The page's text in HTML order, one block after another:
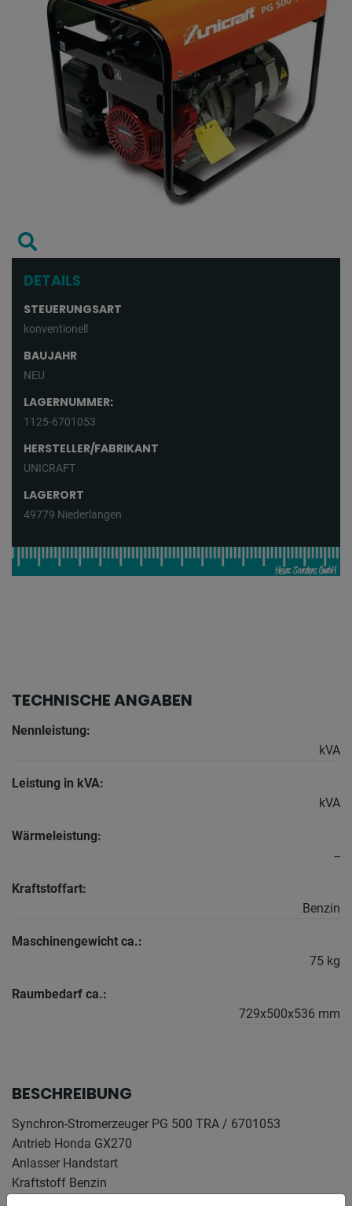
DETAILS
STEUERUNGSART
konventionell
BAUJAHR
NEU
LAGERNUMMER:
1125-6701053
HERSTELLER/FABRIKANT
UNICRAFT
LAGERORT
49779 Niederlangen
TECHNISCHE ANGABEN
Nennleistung:
kVA
Leistung in kVA:
kVA
Wärmeleistung:
--
Kraftstoffart:
Benzin
Maschinengewicht ca.:
75 kg
Raumbedarf ca.:
729x500x536 mm
BESCHREIBUNG
Synchron-Stromerzeuger PG 500 TRA / 6701053
Antrieb Honda GX270
Anlasser Handstart
Kraftstoff Benzin